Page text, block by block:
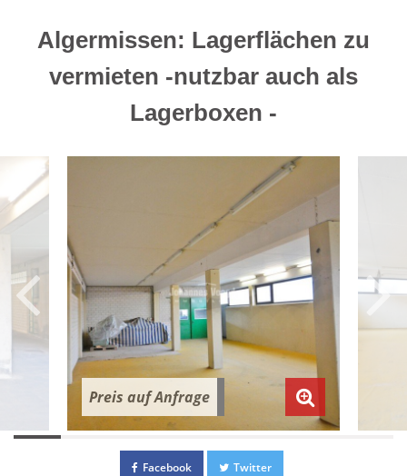
Algermissen: Lagerflächen zu
vermieten -nutzbar auch als
Lagerboxen -
Preis auf Anfrage
Facebook Twitter